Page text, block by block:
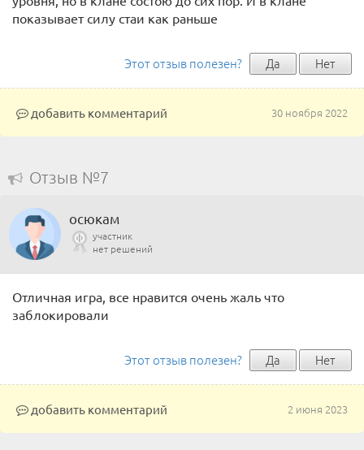
показывает силу стаи как раньше
Этот отзыв полезен? Да Нет
30 ноября 2022
добавить комментарий
Отзыв №7
осюкам
участник
нет решений
Отличная игра, все нравится очень жаль что
заблокировали
Этот отзыв полезен? Да Нет
2 июня 2023
добавить комментарий